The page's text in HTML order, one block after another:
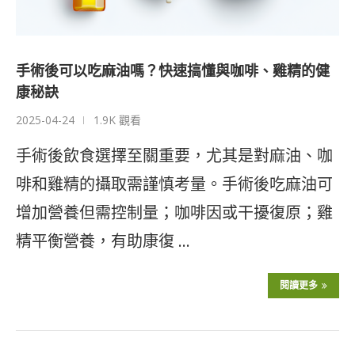
手術後可以吃麻油嗎？快速搞懂與咖啡、雞精的健
康秘訣
2025-04-24 1.9K 觀看
手術後飲食選擇至關重要，尤其是對麻油、咖
啡和雞精的攝取需謹慎考量。手術後吃麻油可
增加營養但需控制量；咖啡因或干擾復原；雞
精平衡營養，有助康復 …
閱讀更多